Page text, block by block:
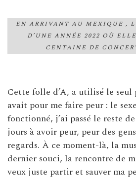
EN ARRIVANT AU MEXIQUE ,
D’UNE ANNÉE 2022 OÙ
CENTAINE DE
Cette folle d’A, a utilisé le seul
avait pour me faire peur : le
fonctionné, j’ai passé le reste
jours à avoir peur, peur des
regards. À ce moment-là, la
dernier souci, la rencontre de
veux juste partir et sauver ma